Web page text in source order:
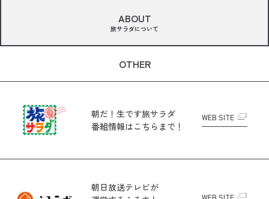
ABOUT
旅サラダについて
OTHER
朝だ！生です旅サラダ
番組情報はこちらまで！
WEB SITE
朝日放送テレビが
WEB SITE